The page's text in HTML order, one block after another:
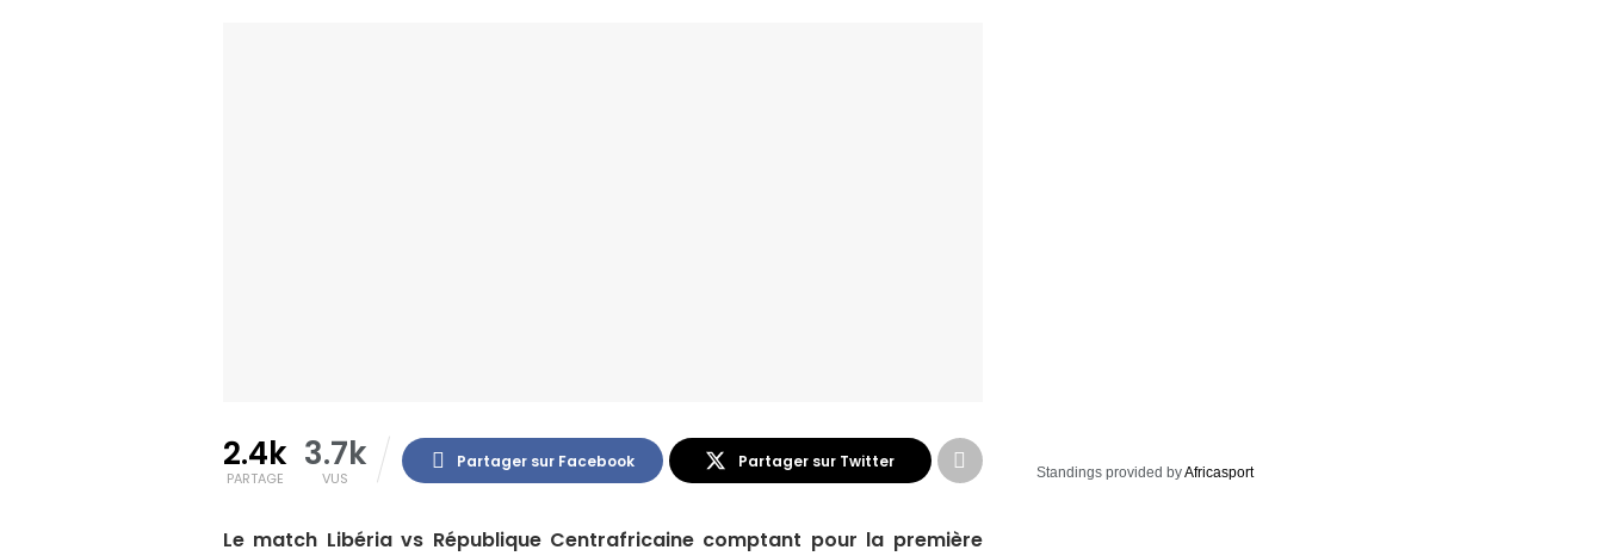
2.4k
PARTAGE
3.7k
VUS
Partager sur Facebook Partager sur Twitter
Le match Libéria vs République Centrafricaine comptant pour la première
Standings provided byAfricasport